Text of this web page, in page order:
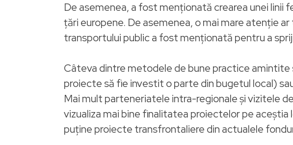
De asemenea, a fost menționată crearea unei linii
țări europene. De asemenea, o mai mare atenție
transportului public a fost menționată pentru a
Câteva dintre metodele de bune practice
proiecte să fie investit o parte din bugetul local)
Mai mult parteneriatele intra-regionale și vizitele
vizualiza mai bine finalitatea proiectelor pe
puține proiecte transfrontaliere din actualele